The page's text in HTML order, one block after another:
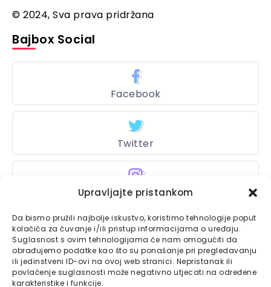
Upravljajte pristankom
Da bismo pružili najbolje iskustvo, koristimo tehnologije poput
kolačića za čuvanje i/ili pristup informacijama o uređaju.
Suglasnost s ovim tehnologijama će nam omogućiti da
obrađujemo podatke kao što su ponašanje pri pregledavanju
ili jedinstveni ID-ovi na ovoj web stranici. Nepristanak ili
povlačenje suglasnosti može negativno utjecati na određene
karakteristike i funkcije.
© 2024, Sva prava pridržana
Bajbox Social
Facebook
Twitter
Instagram
Bajtbox
Linkovi
Bajtbox koristi